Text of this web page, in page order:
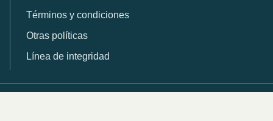
Términos y condiciones
Otras políticas
Línea de integridad